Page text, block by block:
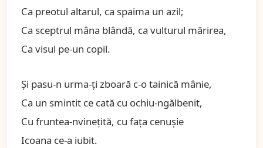
Ca preotul altarul, ca spaima un azil;
Ca sceptrul mâna blândă, ca vulturul mărirea,
Ca visul pe-un copil.
Şi pasu-n urma-ţi zboară c-o tainică mânie,
Ca un smintit ce cată cu ochiu-ngălbenit,
Cu fruntea-nvineţită, cu faţa cenuşie
Icoana ce-a iubit.